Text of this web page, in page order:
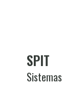
SPIT